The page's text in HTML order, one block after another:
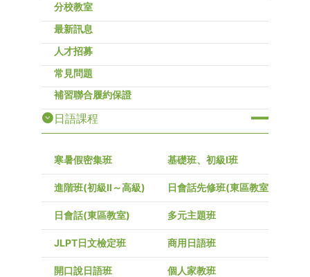
分校教室
最新訊息
人才招募
常見問題
補習聯合履約保證
日語課程
寒暑假密集班 基礎班、初級I班
進階班(初級Ⅱ～高級) 日會話先修班(東區教室)
日會話(東區教室) 多元主題班
JLPT日文檢定班 商用日語班
開口說日語班 個人家教班